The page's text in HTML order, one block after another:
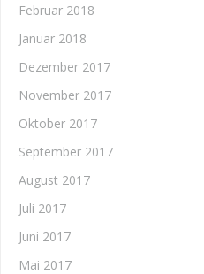
Februar 2018
Januar 2018
Dezember 2017
November 2017
Oktober 2017
September 2017
August 2017
Juli 2017
Juni 2017
Mai 2017